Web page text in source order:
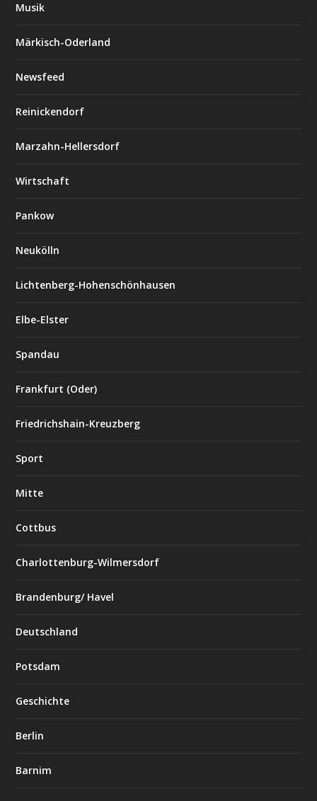
Musik
Märkisch-Oderland
Newsfeed
Reinickendorf
Marzahn-Hellersdorf
Wirtschaft
Pankow
Neukölln
Lichtenberg-Hohenschönhausen
Elbe-Elster
Spandau
Frankfurt (Oder)
Friedrichshain-Kreuzberg
Sport
Mitte
Cottbus
Charlottenburg-Wilmersdorf
Brandenburg/ Havel
Deutschland
Potsdam
Geschichte
Berlin
Barnim